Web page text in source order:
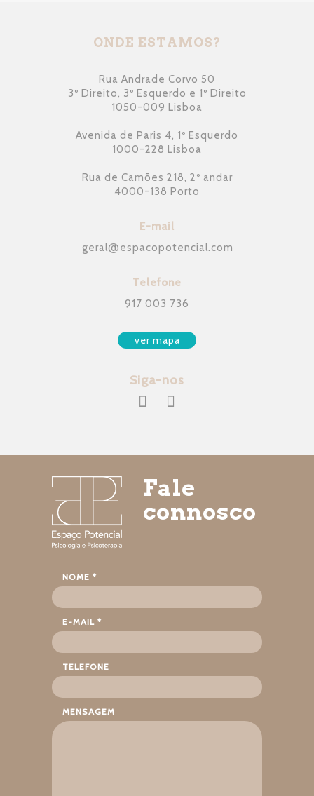
ONDE ESTAMOS?
Rua Andrade Corvo 50
3º Direito, 3º Esquerdo e 1º Direito
1050-009 Lisboa
Avenida de Paris 4, 1º Esquerdo
1000-228 Lisboa
Rua de Camões 218, 2º andar
4000-138 Porto
E-mail
geral@espacopotencial.com
Telefone
917 003 736
ver mapa
Siga-nos
Fale
connosco
NOME *
E-MAIL *
TELEFONE
MENSAGEM